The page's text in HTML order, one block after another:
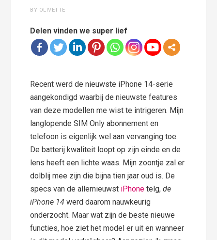
BY OLIVETTE
Delen vinden we super lief
Recent werd de nieuwste iPhone 14-serie
aangekondigd waarbij de nieuwste features
van deze modellen me wist te intrigeren. Mijn
langlopende SIM Only abonnement en
telefoon is eigenlijk wel aan vervanging toe.
De batterij kwaliteit loopt op zijn einde en de
lens heeft een lichte waas. Mijn zoontje zal er
dolblij mee zijn die bijna tien jaar oud is. De
specs van de allernieuwst iPhone telg,de
iPhone 14 werd daarom nauwkeurig
onderzocht. Maar wat zijn de beste nieuwe
functies, hoe ziet het model er uit en wanneer